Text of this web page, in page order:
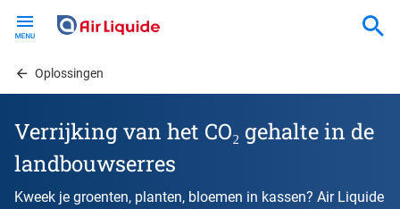
contentOplossingen
Verrijking van het CO₂ gehalte in de
landbouwserres
Kweek je groenten, planten, bloemen in kassen? Air Liquide